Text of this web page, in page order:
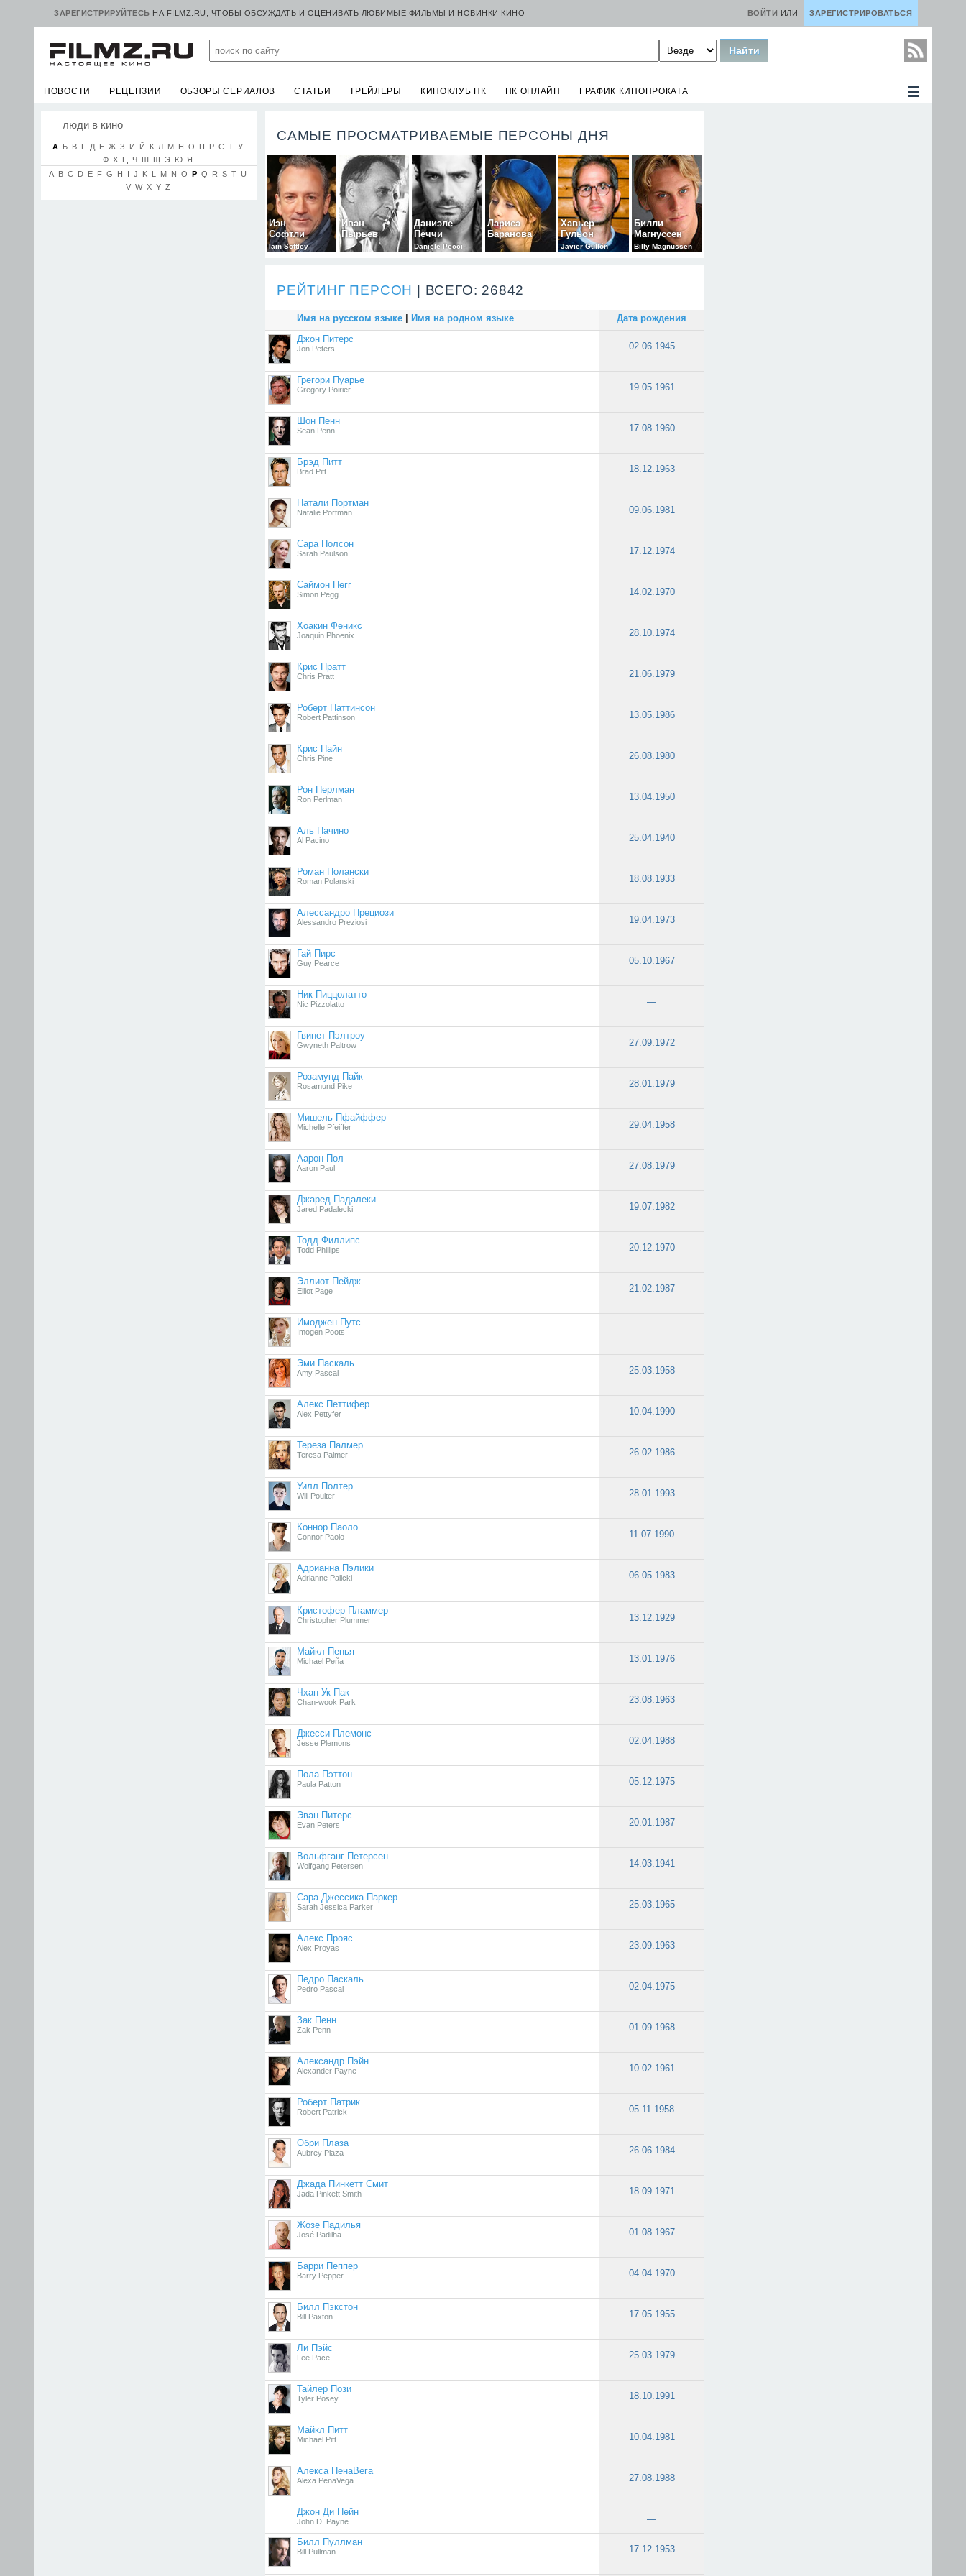
ЗАРЕГИСТРИРУЙТЕСЬ НА FILMZ.RU, ЧТОБЫ ОБСУЖДАТЬ И ОЦЕНИВАТЬ ЛЮБИМЫЕ ФИЛЬМЫ И НОВИНКИ КИНО ЗАРЕГИСТРИРОВАТЬСЯ
ВОЙТИ ИЛИ
НОВОСТИ РЕЦЕНЗИИ ОБЗОРЫ СЕРИАЛОВ СТАТЬИ ТРЕЙЛЕРЫ КИНОКЛУБ НК НК ОНЛАЙН ГРАФИК КИНОПРОКАТА
люди в кино
А Б В Г Д Е Ж З И Й К Л М Н О П Р С Т У
Ф Х Ц Ч Ш Щ Э Ю Я
A B C D E F G H I J K L M N O P Q R S T U
V W X Y Z
САМЫЕ ПРОСМАТРИВАЕМЫЕ ПЕРСОНЫ ДНЯ
Иэн
Софтли
Iain Softley
Иван
Пырьев
Даниэле
Печчи
Daniele Pecci
Лариса
Баранова
Хавьер
Гульон
Javier Gullón
Билли
Магнуссен
Billy Magnussen
РЕЙТИНГ ПЕРСОН | ВСЕГО: 26842
Имя на русском языке Имя на родном языке
Дата рождения
Джон Питерс
Jon Peters 02.06.1945
Грегори Пуарье
Gregory Poirier 19.05.1961
Шон Пенн
Sean Penn 17.08.1960
Брэд Питт
Brad Pitt 18.12.1963
Натали Портман
Natalie Portman 09.06.1981
Сара Полсон
Sarah Paulson 17.12.1974
Саймон Пегг
Simon Pegg 14.02.1970
Хоакин Феникс
Joaquin Phoenix 28.10.1974
Крис Пратт
Chris Pratt 21.06.1979
Роберт Паттинсон
Robert Pattinson 13.05.1986
Крис Пайн
Chris Pine 26.08.1980
Рон Перлман
Ron Perlman 13.04.1950
Аль Пачино
Al Pacino 25.04.1940
Роман Полански
Roman Polanski 18.08.1933
Алессандро Прециози
Alessandro Preziosi 19.04.1973
Гай Пирс
Guy Pearce 05.10.1967
Ник Пиццолатто
Nic Pizzolatto —
Гвинет Пэлтроу
Gwyneth Paltrow 27.09.1972
Розамунд Пайк
Rosamund Pike 28.01.1979
Мишель Пфайффер
Michelle Pfeiffer 29.04.1958
Аарон Пол
Aaron Paul 27.08.1979
Джаред Падалеки
Jared Padalecki 19.07.1982
Тодд Филлипс
Todd Phillips 20.12.1970
Эллиот Пейдж
Elliot Page 21.02.1987
Имоджен Путс
Imogen Poots —
Эми Паскаль
Amy Pascal 25.03.1958
Алекс Петтифер
Alex Pettyfer 10.04.1990
Тереза Палмер
Teresa Palmer 26.02.1986
Уилл Полтер
Will Poulter 28.01.1993
Коннор Паоло
Connor Paolo 11.07.1990
Адрианна Пэлики
Adrianne Palicki 06.05.1983
Кристофер Пламмер
Christopher Plummer 13.12.1929
Майкл Пенья
Michael Peña 13.01.1976
Чхан Ук Пак
Chan-wook Park 23.08.1963
Джесси Племонс
Jesse Plemons 02.04.1988
Пола Пэттон
Paula Patton 05.12.1975
Эван Питерс
Evan Peters 20.01.1987
Вольфганг Петерсен
Wolfgang Petersen 14.03.1941
Сара Джессика Паркер
Sarah Jessica Parker 25.03.1965
Алекс Прояс
Alex Proyas 23.09.1963
Педро Паскаль
Pedro Pascal 02.04.1975
Зак Пенн
Zak Penn 01.09.1968
Александр Пэйн
Alexander Payne 10.02.1961
Роберт Патрик
Robert Patrick 05.11.1958
Обри Плаза
Aubrey Plaza 26.06.1984
Джада Пинкетт Смит
Jada Pinkett Smith 18.09.1971
Жозе Падилья
José Padilha 01.08.1967
Барри Пеппер
Barry Pepper 04.04.1970
Билл Пэкстон
Bill Paxton 17.05.1955
Ли Пэйс
Lee Pace 25.03.1979
Тайлер Пози
Tyler Posey 18.10.1991
Майкл Питт
Michael Pitt 10.04.1981
Алекса ПенаВега
Alexa PenaVega 27.08.1988
Джон Ди Пейн
John D. Payne —
Билл Пуллман
Bill Pullman 17.12.1953